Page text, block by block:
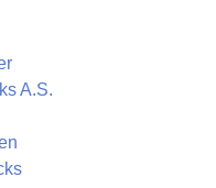
A.S.